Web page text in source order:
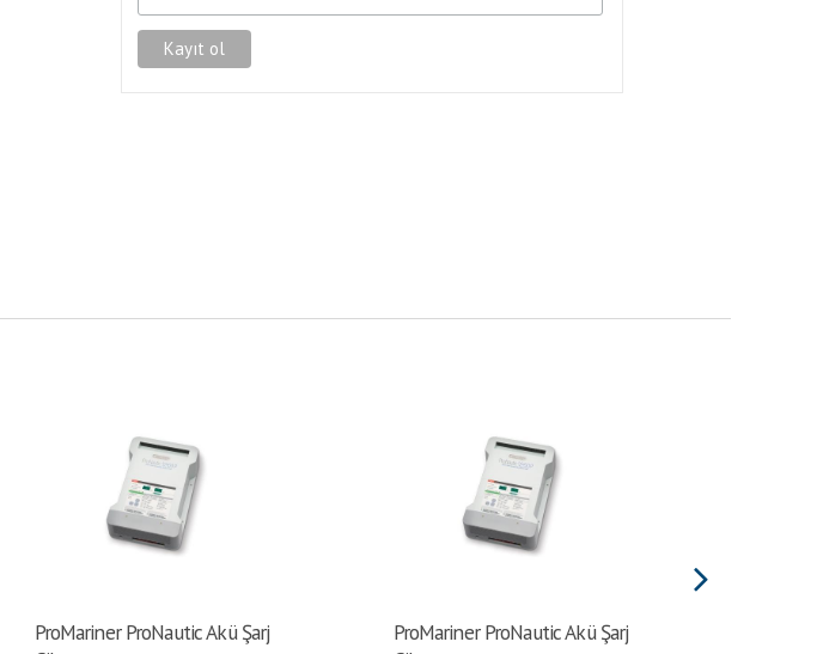
ProMariner ProNautic Akü Şarj
ProMariner ProNautic Akü Şarj